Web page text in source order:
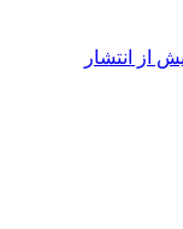
از انتشار